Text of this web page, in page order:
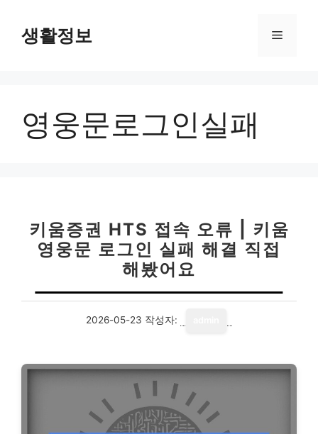
생활정보 메
영웅문로그인실패
키움증권 HTS 접속 오류 | 키움
영웅문 로그인 실패 해결 직접
해봤어요
2026-05-23 작성자: